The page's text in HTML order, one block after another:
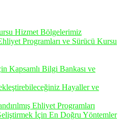
Hizmet Bölgelerimiz
Programları ve Sürücü Kursu
Kapsamlı Bilgi Bankası ve
Hayaller ve
Ehliyet Programları
İçin En Doğru Yöntemler